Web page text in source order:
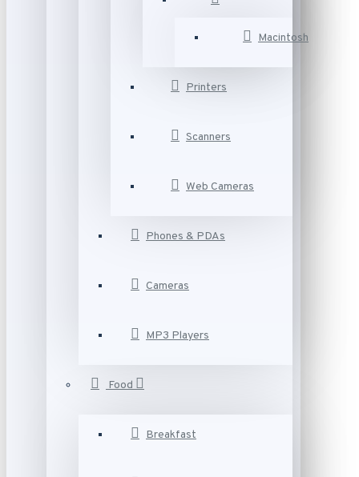
Macintosh
Printers
Scanners
Web Cameras
Phones & PDAs
Cameras
MP3 Players
Food
Breakfast